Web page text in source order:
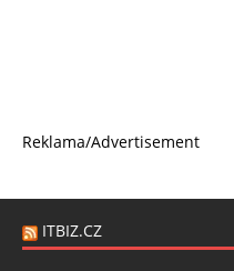
Reklama/Advertisement
ITBIZ.CZ